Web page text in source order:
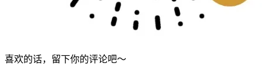
喜欢的话，留下你的评论吧～